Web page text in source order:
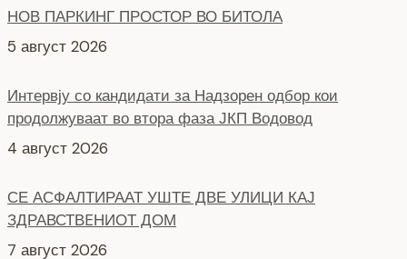
продолжуваат во втора фаза ЈКП Водовод
ЗДРАВСТВEНИОТ ДОМ